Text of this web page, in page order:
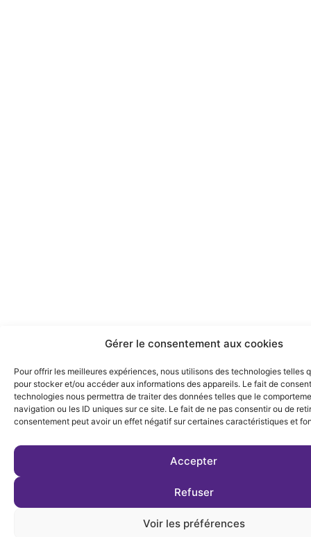
Gérer le consentement aux cookies
Pour offrir les meilleures expériences, nous utilisons des technologies telles
pour stocker et/ou accéder aux informations des appareils. Le fait de
technologies nous permettra de traiter des données telles que le
navigation ou les ID uniques sur ce site. Le fait de ne pas consentir ou de
consentement peut avoir un effet négatif sur certaines caractéristiques et
Accepter
Refuser
Voir les préférences